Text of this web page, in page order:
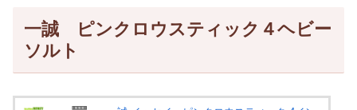
一誠 ピンクロウスティック４ヘビー
ソルト